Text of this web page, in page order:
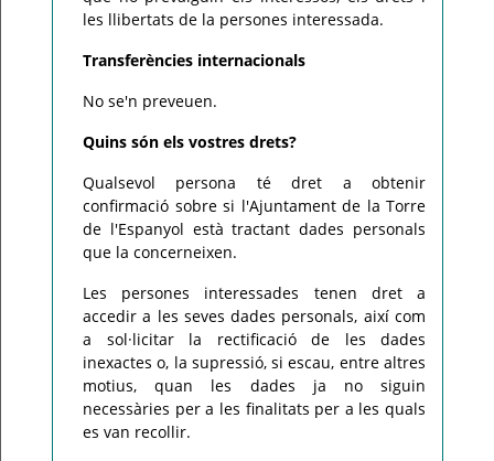
les llibertats de la persones interessada.
Transferències internacionals
No se'n preveuen.
Quins són els vostres drets?
Qualsevol persona té dret a obtenir
confirmació sobre si l'Ajuntament de la Torre
de l'Espanyol està tractant dades personals
que la concerneixen.
Les persones interessades tenen dret a
accedir a les seves dades personals, així com
a sol·licitar la rectificació de les dades
inexactes o, la supressió, si escau, entre altres
motius, quan les dades ja no siguin
necessàries per a les finalitats per a les quals
es van recollir.